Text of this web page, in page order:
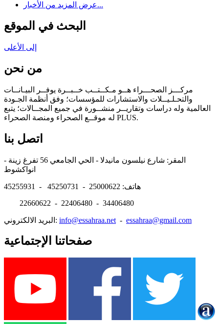
عرض المزيد من الأخبار...
البحث في الموقع
إلى الأعلى
من نحن
مركـــز الصحـــراء هــو مـكــتــب خــبــرة يوفــر البيـانــات
والتحـلـيــلات والاستشارات للمؤسسات؛ وفق أنظمة الجـودة
العالمية وله دراسات وتقاريــر منشــورة في جميع المجــالات؛ يتبع
له موقــع الصحراء ومنصة الصحراء PLUS.
اتصل بنا
المقر: شارع نيلسون مانيدلا - الحي الجامعي 56 تفرغ زينة -
هاتف: 25000622 - 45250731 - 45255931
22660622 - 22406480 - 34406480
البريد الالكتروني: info@essahraa.net - essahraa@gmail.com
صفحاتنا الإجتماعية